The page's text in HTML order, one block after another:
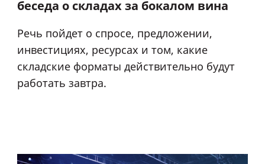
беседа о складах за бокалом вина
Речь пойдет о спросе, предложении,
инвестициях, ресурсах и том, какие
складские форматы действительно будут
работать завтра.